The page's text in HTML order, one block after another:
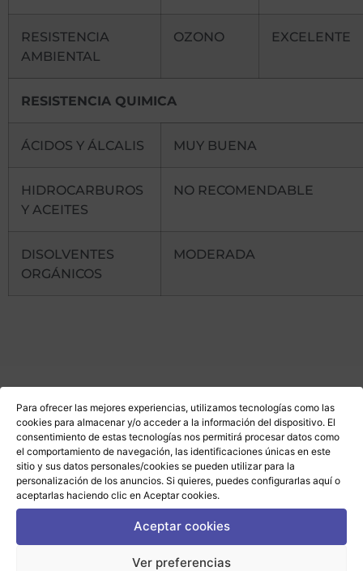
Para ofrecer las mejores experiencias, utilizamos tecnologías como las
cookies para almacenar y/o acceder a la información del dispositivo. El
consentimiento de estas tecnologías nos permitirá procesar datos como
el comportamiento de navegación, las identificaciones únicas en este
sitio y sus datos personales/cookies se pueden utilizar para la
personalización de los anuncios. Si quieres, puedes configurarlas aquí o
aceptarlas haciendo clic en Aceptar cookies.
Aceptar cookies
Ver preferencias
RESISTENCIA
AMBIENTAL
OZONO EXCELENTE
RESISTENCIA QUIMICA
ÁCIDOS Y ÁLCALIS MUY BUENA
HIDROCARBUROS
Y ACEITES
NO RECOMENDABLE
DISOLVENTES
ORGÁNICOS
MODERADA
Categorías perfiles de acristalamiento,perfiles para
cristal y ventana